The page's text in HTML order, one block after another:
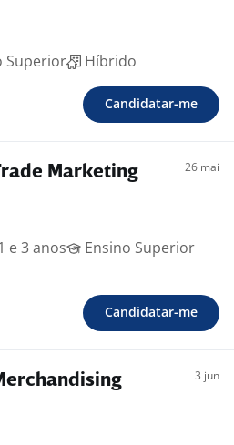
Superior Híbrido
Candidatar-me
Marketing 26 mai
e 3 anos
Ensino Superior
Candidatar-me
3 jun